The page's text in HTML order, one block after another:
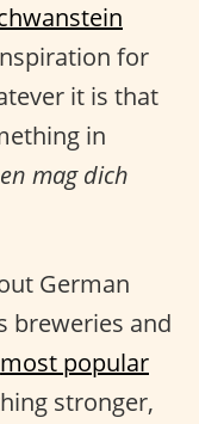
for
it is that
in
mag dich
German
breweries and
most popular
stronger,